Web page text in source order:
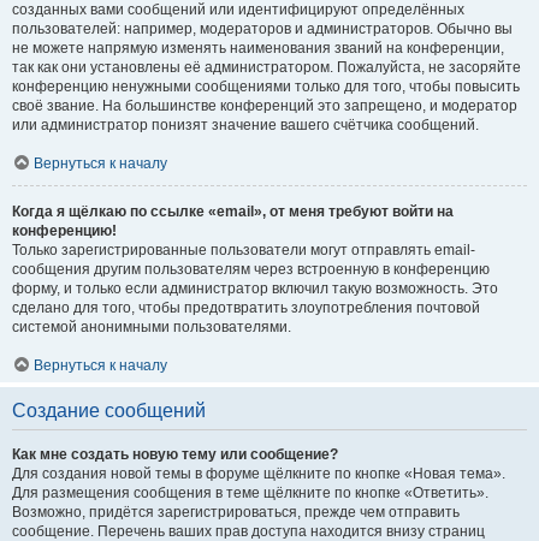
созданных вами сообщений или идентифицируют определённых
пользователей: например, модераторов и администраторов. Обычно вы
не можете напрямую изменять наименования званий на конференции,
так как они установлены её администратором. Пожалуйста, не засоряйте
конференцию ненужными сообщениями только для того, чтобы повысить
своё звание. На большинстве конференций это запрещено, и модератор
или администратор понизят значение вашего счётчика сообщений.
Вернуться к началу
Когда я щёлкаю по ссылке «email», от меня требуют войти на
конференцию!
Только зарегистрированные пользователи могут отправлять email-
сообщения другим пользователям через встроенную в конференцию
форму, и только если администратор включил такую возможность. Это
сделано для того, чтобы предотвратить злоупотребления почтовой
системой анонимными пользователями.
Вернуться к началу
Создание сообщений
Как мне создать новую тему или сообщение?
Для создания новой темы в форуме щёлкните по кнопке «Новая тема».
Для размещения сообщения в теме щёлкните по кнопке «Ответить».
Возможно, придётся зарегистрироваться, прежде чем отправить
сообщение. Перечень ваших прав доступа находится внизу страниц